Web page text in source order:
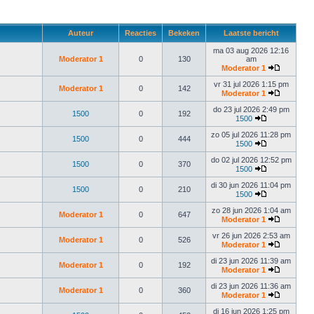
Auteur Reacties Bekeken Laatste bericht
Moderator 1 0 130
ma 03 aug 2026 12:16
am
Moderator 1
Moderator 1 0 142
vr 31 jul 2026 1:15 pm
Moderator 1
1500 0 192
do 23 jul 2026 2:49 pm
1500
1500 0 444
zo 05 jul 2026 11:28 pm
1500
1500 0 370
do 02 jul 2026 12:52 pm
1500
1500 0 210
di 30 jun 2026 11:04 pm
1500
Moderator 1 0 647
zo 28 jun 2026 1:04 am
Moderator 1
Moderator 1 0 526
vr 26 jun 2026 2:53 am
Moderator 1
Moderator 1 0 192
di 23 jun 2026 11:39 am
Moderator 1
Moderator 1 0 360
di 23 jun 2026 11:36 am
Moderator 1
di 16 jun 2026 1:25 pm